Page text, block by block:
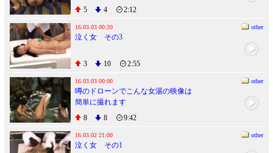
で、みんなムラムラして怒るどころ
5
4 2:12
16.03.03 00:20 other
泣く女 その3
3 10 2:55
16.03.03 00:00 other
噂のドローンでこんな女湯の映像は
簡単に撮れます
8
8 9:42
16.03.02 21:00 other
泣く女 その1